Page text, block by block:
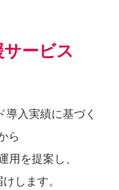
サービス
入実績に基づく
ら
用を提案し、
します。